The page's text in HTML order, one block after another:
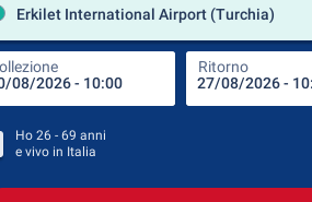
Erkilet International Airport (Turchia)
Ritorno
Ho 26 - 69 anni
e vivo in Italia